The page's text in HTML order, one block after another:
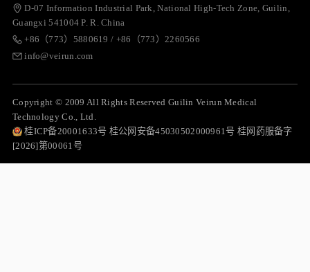
D-07 Information Industrial Park, National High-Tech Zone, Guilin,
Guangxi 541004 P. R. China
+86（773）5880619 / +86（773）2260566
info@veirun.com
Copyright © 2009 All Rights Reserved Guilin Veirun Medical
Technology Co., Ltd.
桂ICP备20001633号 桂公网安备45030502000961号 桂网药服备字
[2026]第00061号